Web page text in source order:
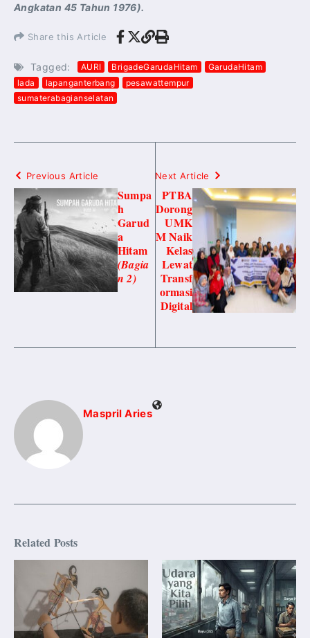
Angkatan 45 Tahun 1976).
Share this Article
Tagged: AURI BrigadeGarudaHitam
GarudaHitam
lada
lapanganterbang
pesawattempur
sumaterabagianselatan
Previous Article
Sumpa
h
Garud
a
Hitam
(Bagia
n 2)
Next Article
PTBA
Dorong
UMK
M Naik
Kelas
Lewat
Transf
ormasi
Digital
Maspril Aries
Related Posts